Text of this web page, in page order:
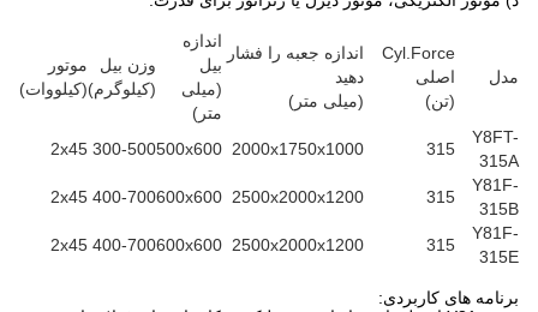
مدل
Cyl.Force
اصلی
(تن)
اندازه جعبه را فشار
دهید
(میلی متر)
اندازه
بیل
(میلی
متر)
وزن بیل
(کیلوگرم)
موتور
(کیلووات)
Y8FT-
315A
315
2000x1750x1000
500x600
300-500
2x45
Y81F-
315B
315
2500x2000x1200
600x600
400-700
2x45
Y81F-
315E
315
2500x2000x1200
600x600
400-700
2x45
برنامه های کاربردی: